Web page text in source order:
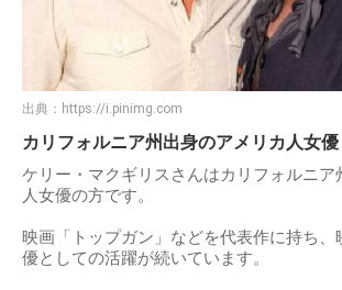
出典： https://i.pinimg.com
カリフォルニア州出身のアメリカ人女優
ケリー・マクギリスさんはカリフォルニア
人女優の方です。
映画「トップガン」などを代表作に持ち、
優としての活躍が続いています。